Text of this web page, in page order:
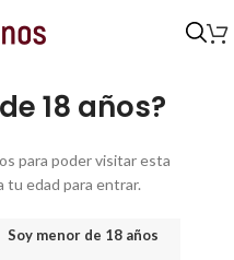
18 años?
para poder visitar esta
tu edad para entrar.
Soy menor de 18 años